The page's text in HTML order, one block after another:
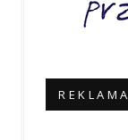
R E K L A M A